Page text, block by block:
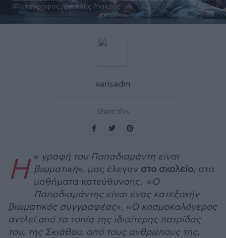
Φωτογράφος: Βασίλης Μακρής
xarisadm
Share this
«
Η
γραφή του Παπαδιαμάντη είναι
βιωματική», μας έλεγαν στο σχολείο, στα
μαθήματα κατεύθυνσης. «Ο
Παπαδιαμάντης είναι ένας κατεξοχήν
βιωματικός συγγραφέας», «Ο κοσμοκαλόγερος
αντλεί από τα τοπία της ιδιαίτερης πατρίδας
του, της Σκιάθου, από τους ανθρώπους της,